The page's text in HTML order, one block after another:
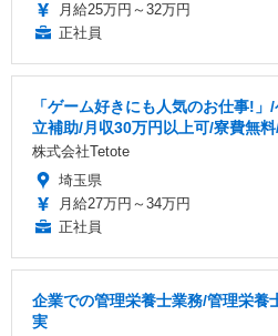
月給25万円～32万円
正社員
「ゲーム好きにも人気のお仕事!
立補助/月収30万円以上可/寮費無
株式会社Tetote
埼玉県
月給27万円～34万円
正社員
企業での管理栄養士業務/管理栄養
実